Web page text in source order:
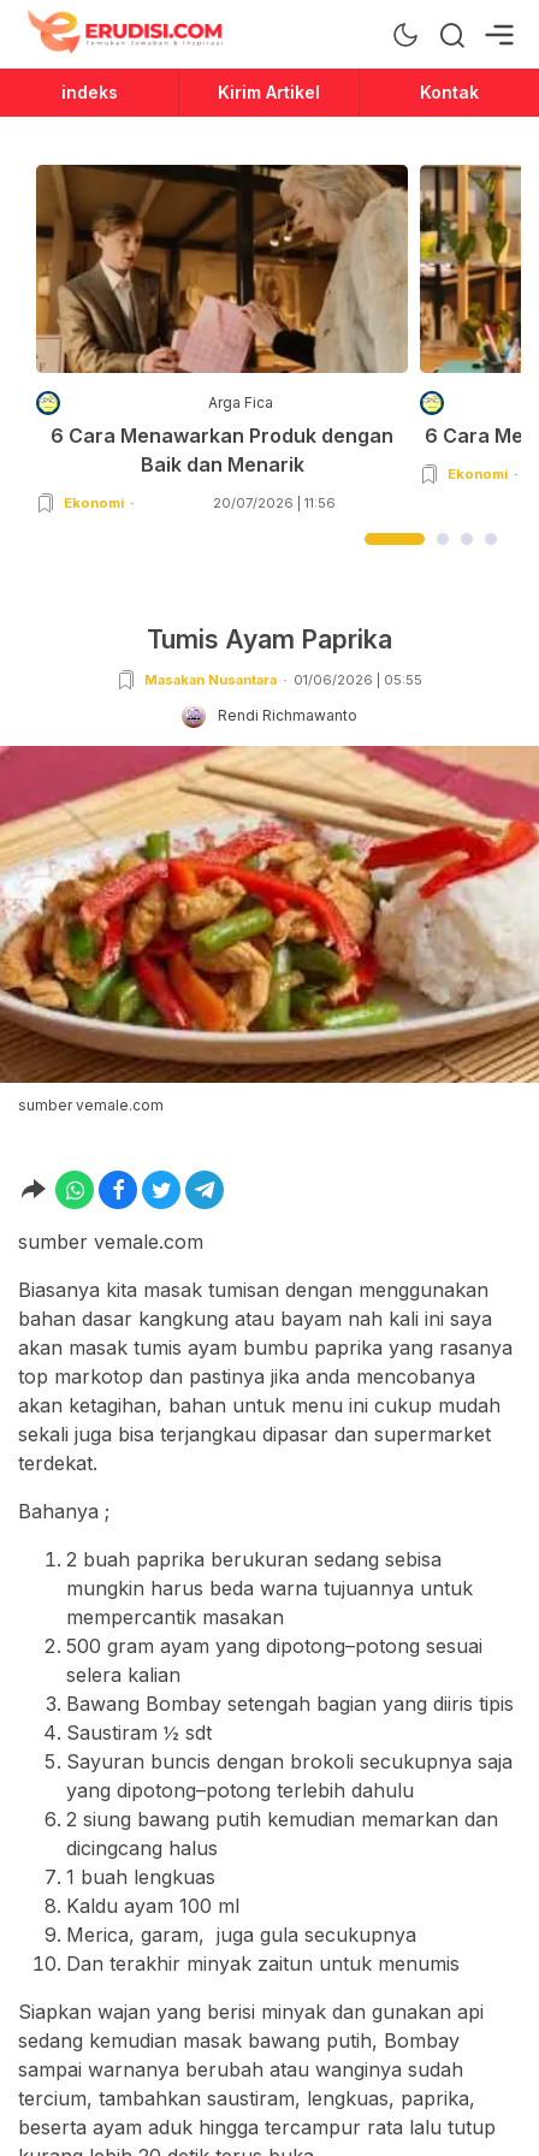
Erudisi
Temukan Jawaban dan Inspirasi
indeks Kirim Artikel Kontak
Arga Fica
6 Cara Menawarkan Produk dengan
Baik dan Menarik
Ekonomi 20/07/2026 | 11:56
6 Cara
Ekonomi
Tumis Ayam Paprika
Masakan Nusantara 01/06/2026 | 05:55
Rendi Richmawanto
sumber vemale.com
sumber vemale.com
Biasanya kita masak tumisan dengan menggunakan
bahan dasar kangkung atau bayam nah kali ini saya
akan masak tumis ayam bumbu paprika yang rasanya
top markotop dan pastinya jika anda mencobanya
akan ketagihan, bahan untuk menu ini cukup mudah
sekali juga bisa terjangkau dipasar dan supermarket
terdekat.
Bahanya ;
2 buah paprika berukuran sedang sebisa
mungkin harus beda warna tujuannya untuk
mempercantik masakan
500 gram ayam yang dipotong–potong sesuai
selera kalian
Bawang Bombay setengah bagian yang diiris tipis
Saustiram ½ sdt
Sayuran buncis dengan brokoli secukupnya saja
yang dipotong–potong terlebih dahulu
2 siung bawang putih kemudian memarkan dan
dicingcang halus
1 buah lengkuas
Kaldu ayam 100 ml
Merica, garam, juga gula secukupnya
Dan terakhir minyak zaitun untuk menumis
Siapkan wajan yang berisi minyak dan gunakan api
sedang kemudian masak bawang putih, Bombay
sampai warnanya berubah atau wanginya sudah
tercium, tambahkan saustiram, lengkuas, paprika,
beserta ayam aduk hingga tercampur rata lalu tutup